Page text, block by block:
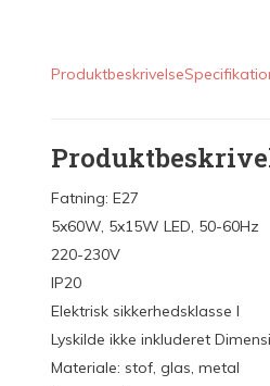
Produktbeskrivelse
Fatning: E27
5x60W, 5x15W LED, 50-60Hz
220-230V
IP20
Elektrisk sikkerhedsklasse I
Lyskilde ikke inkluderet
Materiale: stof, glas, metal